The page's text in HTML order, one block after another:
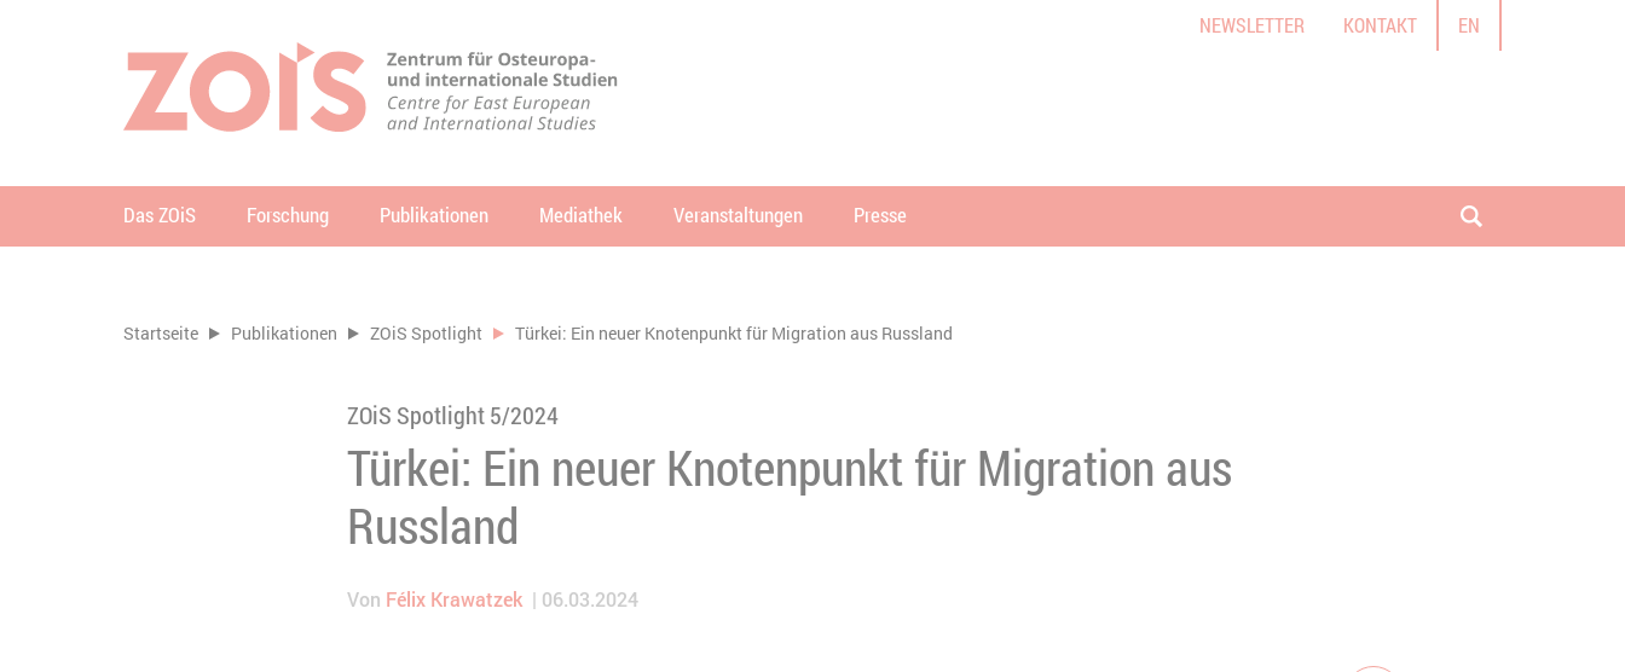
NEWSLETTER KONTAKT EN
Das ZOiS Forschung Publikationen Mediathek Veranstaltungen Presse Suche öffnen
Sie befinden sich hier:
Startseite Publikationen ZOiS Spotlight Türkei: Ein neuer Knotenpunkt für Migration aus Russland
ZOiS Spotlight 5/2024
Türkei: Ein neuer Knotenpunkt für Migration aus
Russland
Von Félix Krawatzek 06.03.2024